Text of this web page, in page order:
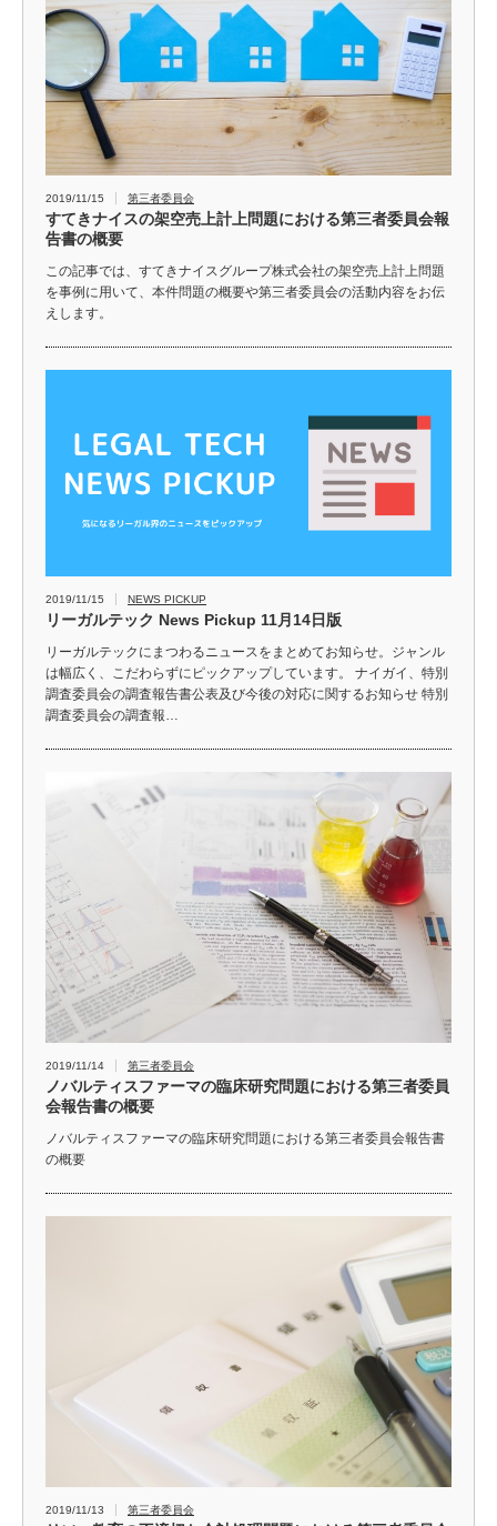
2019/11/15 第三者委員会
すてきナイスの架空売上計上問題における第三者委員会報
告書の概要
この記事では、すてきナイスグループ株式会社の架空売上計上問題
を事例に用いて、本件問題の概要や第三者委員会の活動内容をお伝
えします。
2019/11/15 NEWS PICKUP
リーガルテック News Pickup 11月14日版
リーガルテックにまつわるニュースをまとめてお知らせ。ジャンル
は幅広く、こだわらずにピックアップしています。 ナイガイ、特別
調査委員会の調査報告書公表及び今後の対応に関するお知らせ 特別
調査委員会の調査報…
2019/11/14 第三者委員会
ノバルティスファーマの臨床研究問題における第三者委員
会報告書の概要
ノバルティスファーマの臨床研究問題における第三者委員会報告書
の概要
2019/11/13 第三者委員会